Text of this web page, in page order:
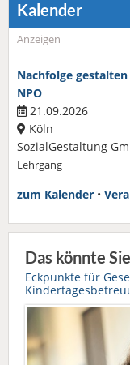
Kalender
Anzeigen
Nachfolge
NPO
21.09.2026
Köln
SozialGestaltung
Lehrgang
zum Kalender •
Das könnte
Eckpunkte für